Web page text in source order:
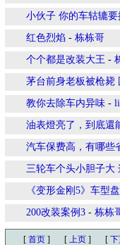
小伙子 你的车轱辘
红色烈焰 - 栋栋哥
个个都是改装大王 -
茅台前身老板被枪毙
教你去除车内异味 -
油表燈亮了，到底還
汽车保费高，有哪些
三轮车个头小胆子大
《变形金刚5》车型
200改装案例3 - 栋栋
[ 首页 ] [ 上页 ] [